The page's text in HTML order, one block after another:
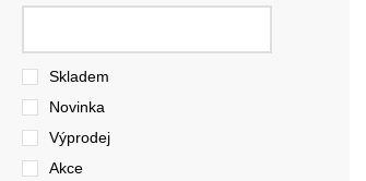
Skladem
Novinka
Výprodej
Akce